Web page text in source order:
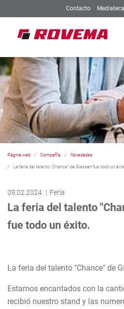
Skip to Main Content
Contacto Mediateca
Página web Compañía Novedades
La feria del talento "Chance" de Giessen fue todo un
09.02.2024 Feria
La feria del talento
fue todo un éxito.
La feria del talento "Chance" de
Estamos encantados con la
recibió nuestro stand y las